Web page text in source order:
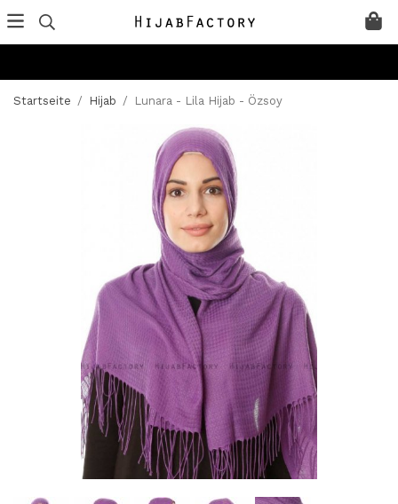
Startseite / Hijab / Lunara - Lila Hijab - Özsoy